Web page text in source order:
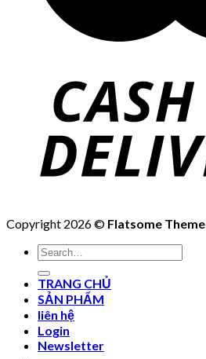
Copyright 2026 © Flatsome Theme
Search
for:
TRANG CHỦ
SẢN PHẨM
liên hệ
Login
Newsletter